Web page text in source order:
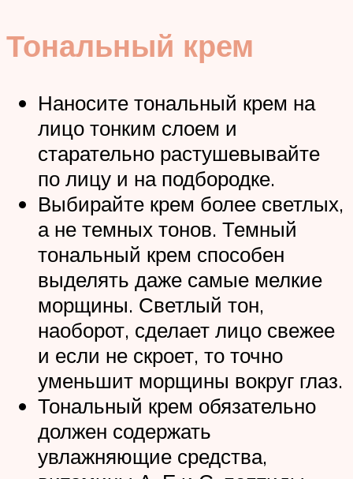
Тональный крем
Наносите тональный крем на
лицо тонким слоем и
старательно растушевывайте
по лицу и на подбородке.
Выбирайте крем более светлых,
а не темных тонов. Темный
тональный крем способен
выделять даже самые мелкие
морщины. Светлый тон,
наоборот, сделает лицо свежее
и если не скроет, то точно
уменьшит морщины вокруг глаз.
Тональный крем обязательно
должен содержать
увлажняющие средства,